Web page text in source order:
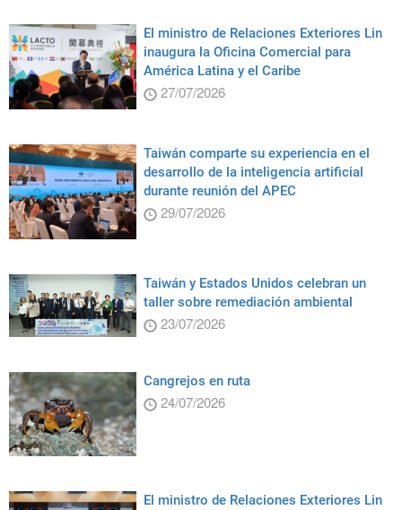
El ministro de Relaciones Exteriores Lin
inaugura la Oficina Comercial para
América Latina y el Caribe
27/07/2026
Taiwán comparte su experiencia en el
desarrollo de la inteligencia artificial
durante reunión del APEC
29/07/2026
Taiwán y Estados Unidos celebran un
taller sobre remediación ambiental
23/07/2026
Cangrejos en ruta
24/07/2026
El ministro de Relaciones Exteriores Lin